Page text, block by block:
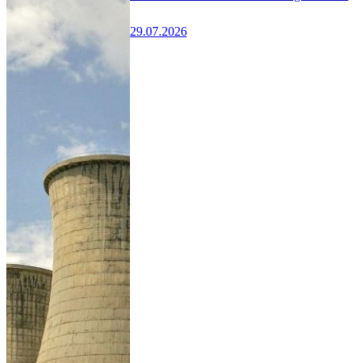
29.07.2026